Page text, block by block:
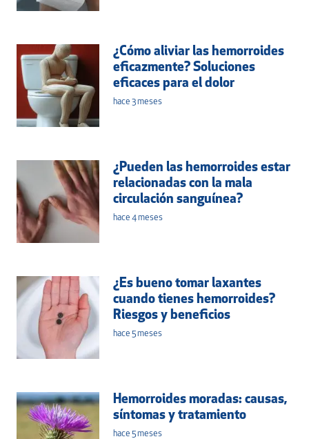
¿Cómo aliviar las hemorroides
eficazmente? Soluciones
eficaces para el dolor
hace 3 meses
¿Pueden las hemorroides estar
relacionadas con la mala
circulación sanguínea?
hace 4 meses
¿Es bueno tomar laxantes
cuando tienes hemorroides?
Riesgos y beneficios
hace 5 meses
Hemorroides moradas: causas,
síntomas y tratamiento
hace 5 meses